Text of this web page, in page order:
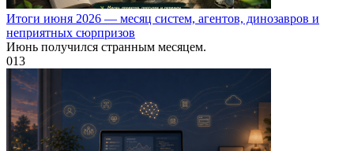
Итоги июня 2026 — месяц систем, агентов, динозавров и
неприятных сюрпризов
Июнь получился странным месяцем.
013